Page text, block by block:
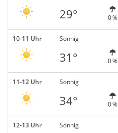
29° 0 %
10-11 Uhr Sonnig
31° 0 %
11-12 Uhr Sonnig
34° 0 %
12-13 Uhr Sonnig